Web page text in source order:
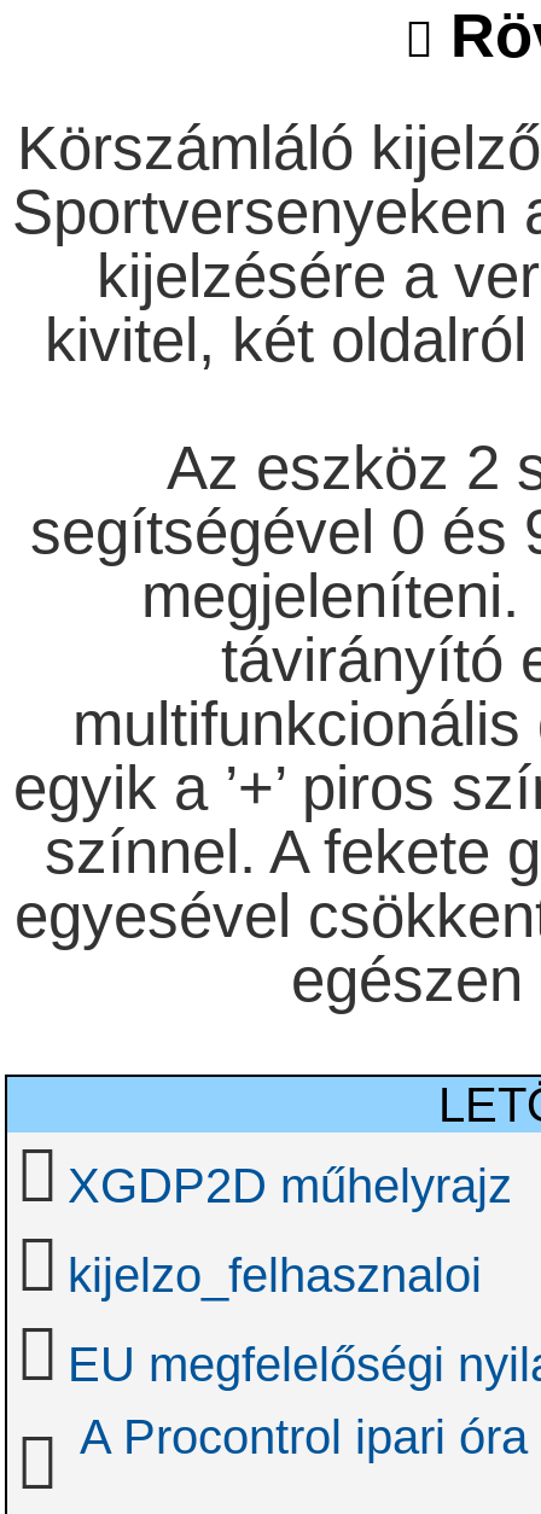
Körszámláló
Sportversenyeken
kijelzésére a
kivitel, két
Az eszköz 2
segítségével 0 és
távirányító
egyik a ’+’ piros
színnel. A fekete
egyesével
XGDP2D műhelyrajz
kijelzo_felhasznaloi
EU megfelelőségi
A Procontrol ipari